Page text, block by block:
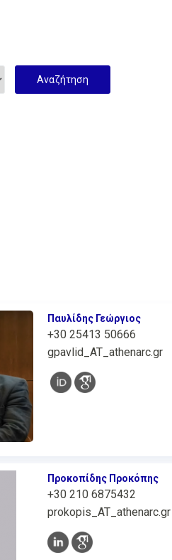
Παυλίδης Γεώργιος
+30 25413 50666
gpavlid_AT_athenarc.gr
Προκοπίδης Προκόπης
+30 210 6875432
prokopis_AT_athenarc.gr